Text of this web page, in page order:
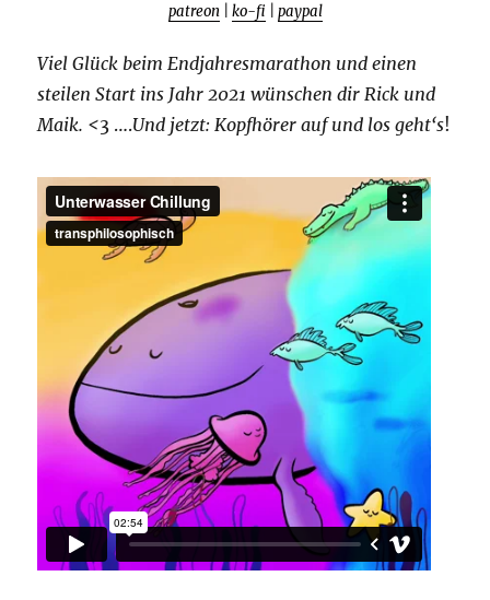
patreon| ko-fi paypal
Viel Glück beim Endjahresmarathon und einen
steilen Start ins Jahr 2021 wünschen dir Rick und
Maik. <3 ….Und jetzt: Kopfhörer auf und los geht‘s!